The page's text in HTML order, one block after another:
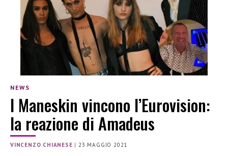
NEWS
I Maneskin vincono l’Eurovision:
la reazione di Amadeus
VINCENZO CHIANESE |23 MAGGIO 2021